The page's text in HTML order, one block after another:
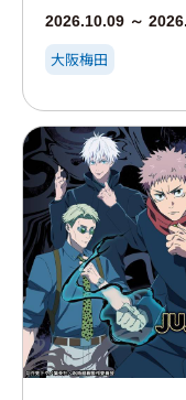
2026.10.09 ～
大阪梅田